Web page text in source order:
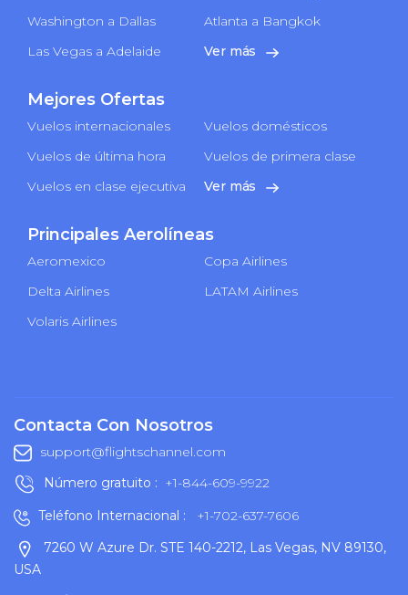
Washington a Dallas
Atlanta a Bangkok
Las Vegas a Adelaide
Ver más
Mejores Ofertas
Vuelos internacionales
Vuelos domésticos
Vuelos de última hora
Vuelos de primera clase
Vuelos en clase ejecutiva
Ver más
Principales Aerolíneas
Aeromexico
Copa Airlines
Delta Airlines
LATAM Airlines
Volaris Airlines
Contacta Con Nosotros
support@flightschannel.com
Número gratuito : +1-844-609-9922
Teléfono Internacional :
+1-702-637-7606
7260 W Azure Dr. STE 140-2212, Las Vegas, NV 89130,
USA